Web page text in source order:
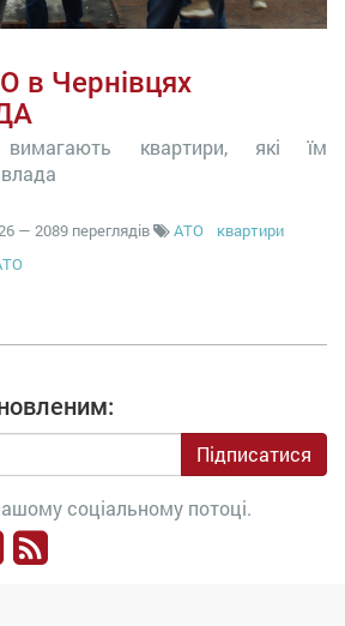
в Чернівцях
вимагають квартири, які їм
— 2089 переглядів АТО
квартири
Підписатися
соціальному потоці.